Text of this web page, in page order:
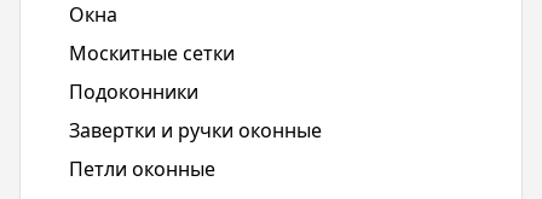
Окна
Москитные сетки
Подоконники
Завертки и ручки оконные
Петли оконные